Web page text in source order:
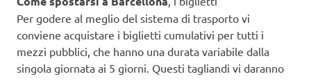
Per godere al meglio del sistema di trasporto vi
conviene acquistare i biglietti cumulativi per tutti i
mezzi pubblici, che hanno una durata variabile dalla
singola giornata ai 5 giorni. Questi tagliandi vi daranno